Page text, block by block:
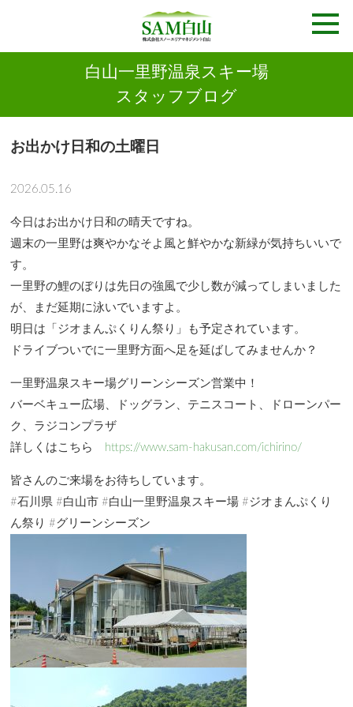
白山一里野温泉スキー場
スタッフブログ
お出かけ日和の土曜日
2026.05.16
今日はお出かけ日和の晴天ですね。
週末の一里野は爽やかなそよ風と鮮やかな新緑が気持ちいいで
す。
一里野の鯉のぼりは先日の強風で少し数が減ってしまいました
が、まだ延期に泳いでいますよ。
明日は「ジオまんぷくりん祭り」も予定されています。
ドライブついでに一里野方面へ足を延ばしてみませんか？
一里野温泉スキー場グリーンシーズン営業中！
バーベキュー広場、ドッグラン、テニスコート、ドローンパー
ク、ラジコンプラザ
詳しくはこちら https://www.sam-hakusan.com/ichirino/
皆さんのご来場をお待ちしています。
#石川県 #白山市 #白山一里野温泉スキー場 #ジオまんぷくり
ん祭り #グリーンシーズン